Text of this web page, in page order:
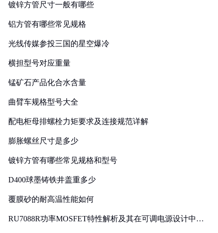
镀锌方管尺寸一般有哪些
铝方管有哪些常见规格
光线传媒参投三国的星空爆冷
横担型号对应重量
锰矿石产品化合水含量
曲臂车规格型号大全
配电柜母排螺栓力矩要求及连接规范详解
膨胀螺丝尺寸是多少
镀锌方管有哪些常见规格和型号
D400球墨铸铁井盖重多少
覆膜砂的耐高温性能如何
RU7088R功率MOSFET特性解析及其在可调电源设计中的